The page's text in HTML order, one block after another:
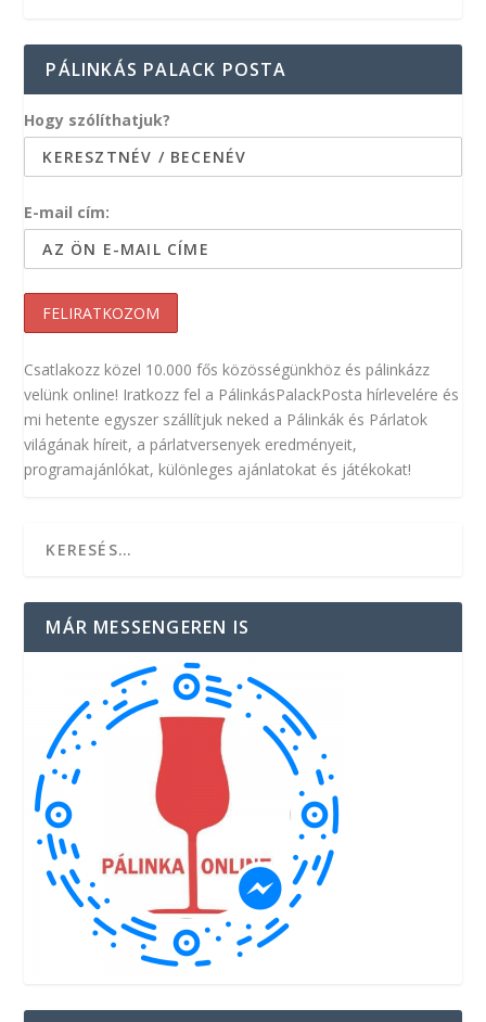
PÁLINKÁS PALACK POSTA
Hogy szólíthatjuk?
E-mail cím:
Csatlakozz közel 10.000 fős közösségünkhöz és pálinkázz
velünk online! Iratkozz fel a PálinkásPalackPosta hírlevelére és
mi hetente egyszer szállítjuk neked a Pálinkák és Párlatok
világának híreit, a párlatversenyek eredményeit,
programajánlókat, különleges ajánlatokat és játékokat!
MÁR MESSENGEREN IS